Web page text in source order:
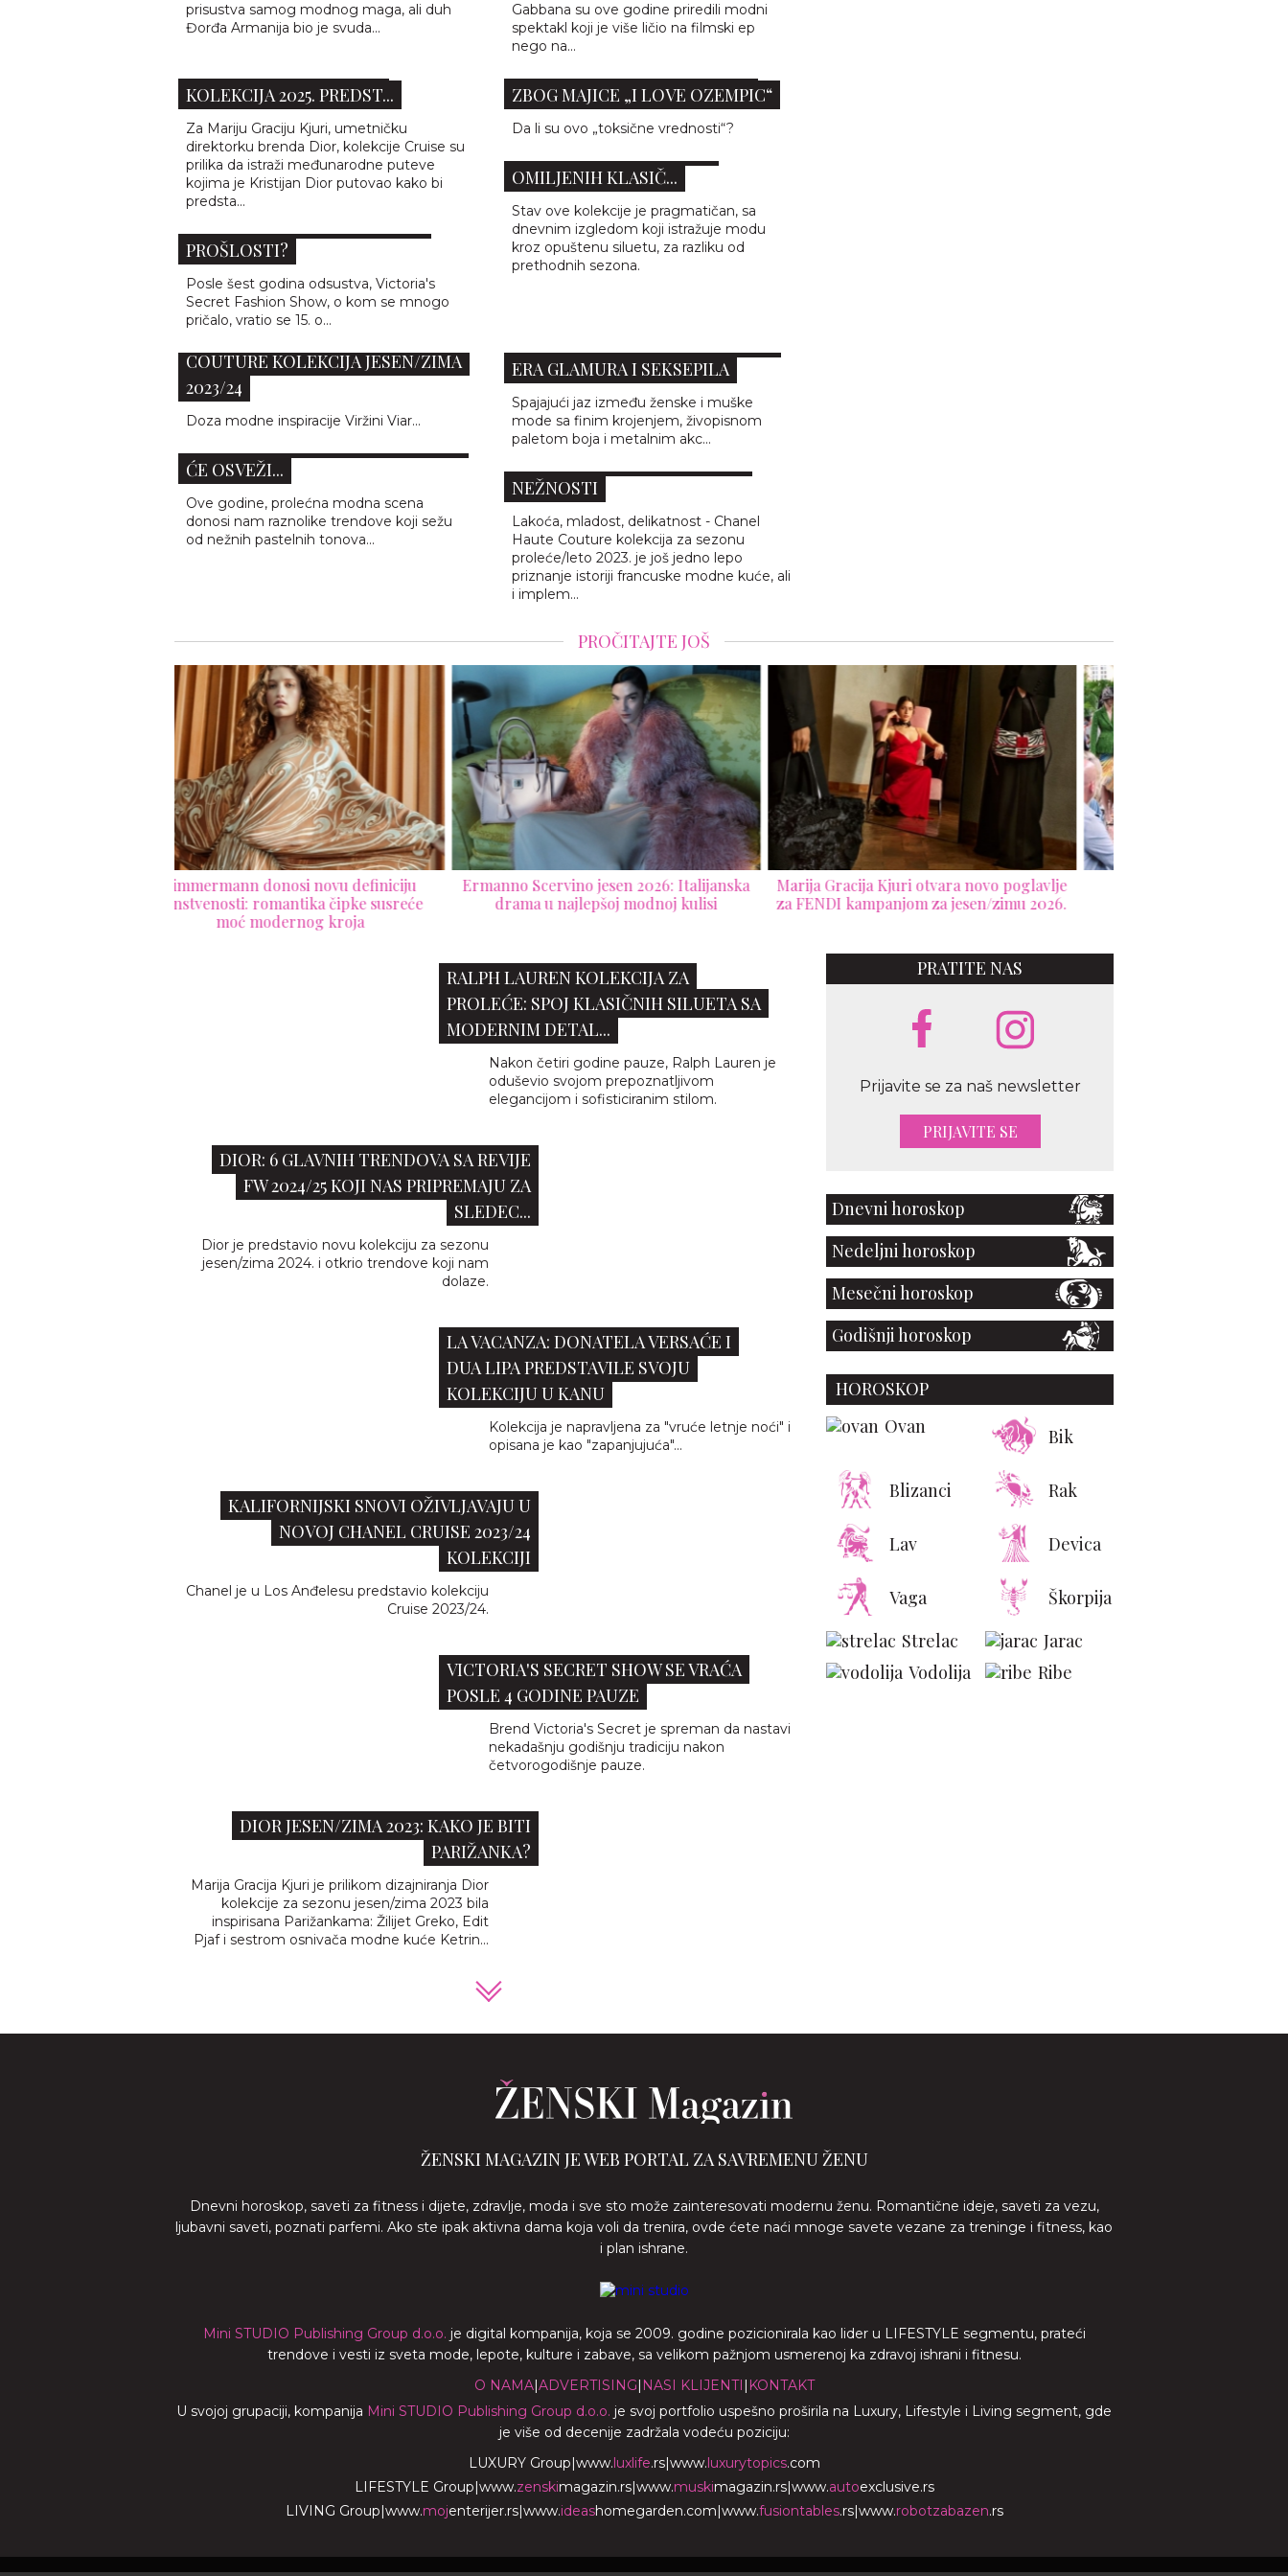
prisustva samog modnog maga, ali duh
Đorđa Armanija bio je svuda...
Gabbana su ove godine priredili modni
spektakl koji je više ličio na filmski ep
nego na...
TARTAN, KILTOVI I PANK
KOLEKCIJA 2025. PREDST...
Za Mariju Graciju Kjuri, umetničku
direktorku brenda Dior, kolekcije Cruise su
prilika da istraži međunarodne puteve
kojima je Kristijan Dior putovao kako bi
predsta...
VICTORIA’S SECRET SHOW: NOVI
PROŠLOSTI?
Posle šest godina odsustva, Victoria's
Secret Fashion Show, o kom se mnogo
pričalo, vratio se 15. o...
ZBOG MAJICE „I LOVE OZEMPIC“
Da li su ovo „toksične vrednosti“?
YVES SAINT LAURENT PROLEĆE
OMILJENIH KLASIČ...
Stav ove kolekcije je pragmatičan, sa
dnevnim izgledom koji istražuje modu
kroz opuštenu siluetu, za razliku od
prethodnih sezona.
PARISKI ŠIK: CHANEL HAUTE
COUTURE KOLEKCIJA JESEN/ZIMA
2023/24
Doza modne inspiracije Viržini Viar...
PROLEĆNA MODNA REVOLUCIJA:
ĆE OSVEŽI...
Ove godine, prolećna modna scena
donosi nam raznolike trendove koji sežu
od nežnih pastelnih tonova...
ERA GLAMURA I SEKSEPILA
Spajajući jaz između ženske i muške
mode sa finim krojenjem, živopisnom
paletom boja i metalnim akc...
CHANEL HAUTE COUTURE
NEŽNOSTI
Lakoća, mladost, delikatnost - Chanel
Haute Couture kolekcija za sezonu
proleće/leto 2023. je još jedno lepo
priznanje istoriji francuske modne kuće, ali
i implem...
PROČITAJTE JOŠ
Ermanno Scervino jesen 2026: Italijanska
drama u najlepšoj modnoj kulisi
Marija Gracija Kjuri otvara novo poglavlje
za FENDI kampanjom za jesen/zimu 2026.
Dior pretvara modu u skulpturu
RALPH LAUREN KOLEKCIJA ZA
PROLEĆE: SPOJ KLASIČNIH SILUETA SA
MODERNIM DETAL...
Nakon četiri godine pauze, Ralph Lauren je
oduševio svojom prepoznatljivom
elegancijom i sofisticiranim stilom.
DIOR: 6 GLAVNIH TRENDOVA SA REVIJE
FW 2024/25 KOJI NAS PRIPREMAJU ZA
SLEDEC...
Dior je predstavio novu kolekciju za sezonu
jesen/zima 2024. i otkrio trendove koji nam
dolaze.
LA VACANZA: DONATELA VERSAĆE I
DUA LIPA PREDSTAVILE SVOJU
KOLEKCIJU U KANU
Kolekcija je napravljena za "vruće letnje noći" i
opisana je kao "zapanjujuća"...
KALIFORNIJSKI SNOVI OŽIVLJAVAJU U
NOVOJ CHANEL CRUISE 2023/24
KOLEKCIJI
Chanel je u Los Anđelesu predstavio kolekciju
Cruise 2023/24.
VICTORIA'S SECRET SHOW SE VRAĆA
POSLE 4 GODINE PAUZE
Brend Victoria's Secret je spreman da nastavi
nekadašnju godišnju tradiciju nakon
četvorogodišnje pauze.
DIOR JESEN/ZIMA 2023: KAKO JE BITI
PARIŽANKA?
Marija Gracija Kjuri je prilikom dizajniranja Dior
kolekcije za sezonu jesen/zima 2023 bila
inspirisana Parižankama: Žilijet Greko, Edit
Pjaf i sestrom osnivača modne kuće Ketrin...
PRATITE NAS
Prijavite se za naš newsletter
PRIJAVITE SE
Dnevni horoskop
Nedeljni horoskop
Mesečni horoskop
Godišnji horoskop
HOROSKOP
Ovan
Bik
Blizanci Rak
Lav Devica
Vaga
Škorpija
Strelac
Jarac
Vodolija
Ribe
ŽENSKI MAGAZIN JE WEB PORTAL ZA SAVREMENU ŽENU
Dnevni horoskop, saveti za fitness i dijete, zdravlje, moda i sve sto može zainteresovati modernu ženu. Romantične ideje, saveti za vezu,
ljubavni saveti, poznati parfemi. Ako ste ipak aktivna dama koja voli da trenira, ovde ćete naći mnoge savete vezane za treninge i fitness, kao
i plan ishrane.
Mini STUDIO Publishing Group d.o.o. je digital kompanija, koja se 2009. godine pozicionirala kao lider u LIFESTYLE segmentu, prateći
trendove i vesti iz sveta mode, lepote, kulture i zabave, sa velikom pažnjom usmerenoj ka zdravoj ishrani i fitnesu.
O NAMA|ADVERTISING| NASI KLIJENTI | KONTAKT
U svojoj grupaciji, kompanija Mini STUDIO Publishing Group d.o.o. je svoj portfolio uspešno proširila na Luxury, Lifestyle i Living segment, gde
je više od decenije zadržala vodeću poziciju:
LUXURY Group|www.luxlife.rs|www.luxurytopics.com
LIFESTYLE Group|www.zenskimagazin.rs|www.muskimagazin.rs|www.autoexclusive.rs
LIVING Group|www.mojenterijer.rs|www.ideashomegarden.com|www.fusiontables.rs|www.robotzabazen.rs